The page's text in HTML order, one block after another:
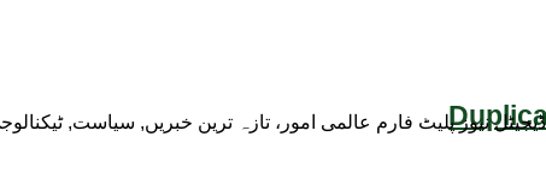
ڈیجیٹل نیوز پلیٹ فارم عالمی امور، تازہ ترین خبریں, سیاست,